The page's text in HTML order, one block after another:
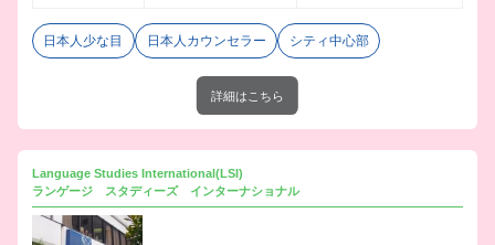
日本人少な目 日本人カウンセラー シティ中心部
詳細はこちら
Language Studies International(LSI)
ランゲージ スタディーズ インターナショナル